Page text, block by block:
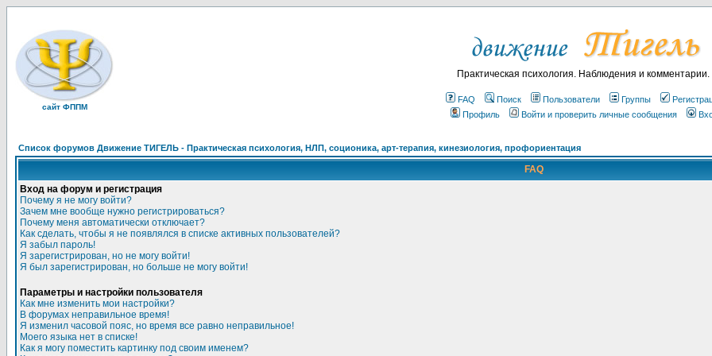
сайт ФППМ
Практическая психология. Наблюдения и комментарии.
FAQ Поиск Пользователи Группы
Профиль
Войти и проверить личные сообщения
Список форумов Движение ТИГЕЛЬ - Практическая психология, НЛП, соционика, арт-терапия, кинезиология, профориентация
FAQ
Вход на форум и регистрация
Почему я не могу войти?
Зачем мне вообще нужно регистрироваться?
Почему меня автоматически отключает?
Как сделать, чтобы я не появлялся в списке активных пользователей?
Я забыл пароль!
Я зарегистрирован, но не могу войти!
Я был зарегистрирован, но больше не могу войти!
Параметры и настройки пользователя
Как мне изменить мои настройки?
В форумах неправильное время!
Я изменил часовой пояс, но время все равно неправильное!
Моего языка нет в списке!
Как я могу поместить картинку под своим именем?